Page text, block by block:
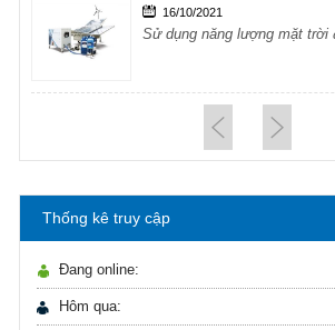
16/10/2021
Sử dụng năng lượng mặt trời
Hướng dẫn lựa chọn máy
21/10/2021
Hướng dẫn lựa chọn máy lọc
Ô nhiễm nguồn nước và
Thống kê truy cập
Đang online:
Hôm qua: